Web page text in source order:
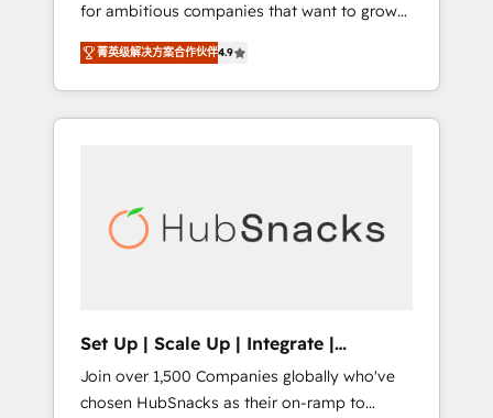
🏆2016 Growth-Driven Design Agency of the
Year 🏆2016 Sales Enablement HubSpot
Impact Award 🏆2015 Growth-Driven Design
Agency of the Year 🏆2015 Became the 5th
Agency to reach Diamond 🏆2014 HubSpot
Became a HubSpot Partner 📆Founded in
for ambitious companies that want to grow
smarter. From HubSpot onboarding, to
training, from developing a new website to
lead generation and digital marketing; we do
it all (and with great results)! In short, our
modules, integrations - Marketing & sales
solutions: digital marketing, advertising,
people, exciting ideas and can-do mentality,
we ensure revenue growth on a daily basis.
So tell us your challenge; our passionate and
菁英级解决方案合作伙伴4.9
Set Up | Scale Up | Integrate |
HubSnacks FlexPlan
Join over 1,500 Companies globally who've
chosen HubSnacks as their on-ramp to